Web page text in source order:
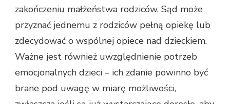
zakończeniu małżeństwa rodziców. Sąd może
przyznać jednemu z rodziców pełną opiekę lub
zdecydować o wspólnej opiece nad dzieckiem.
Ważne jest również uwzględnienie potrzeb
emocjonalnych dzieci – ich zdanie powinno być
brane pod uwagę w miarę możliwości,